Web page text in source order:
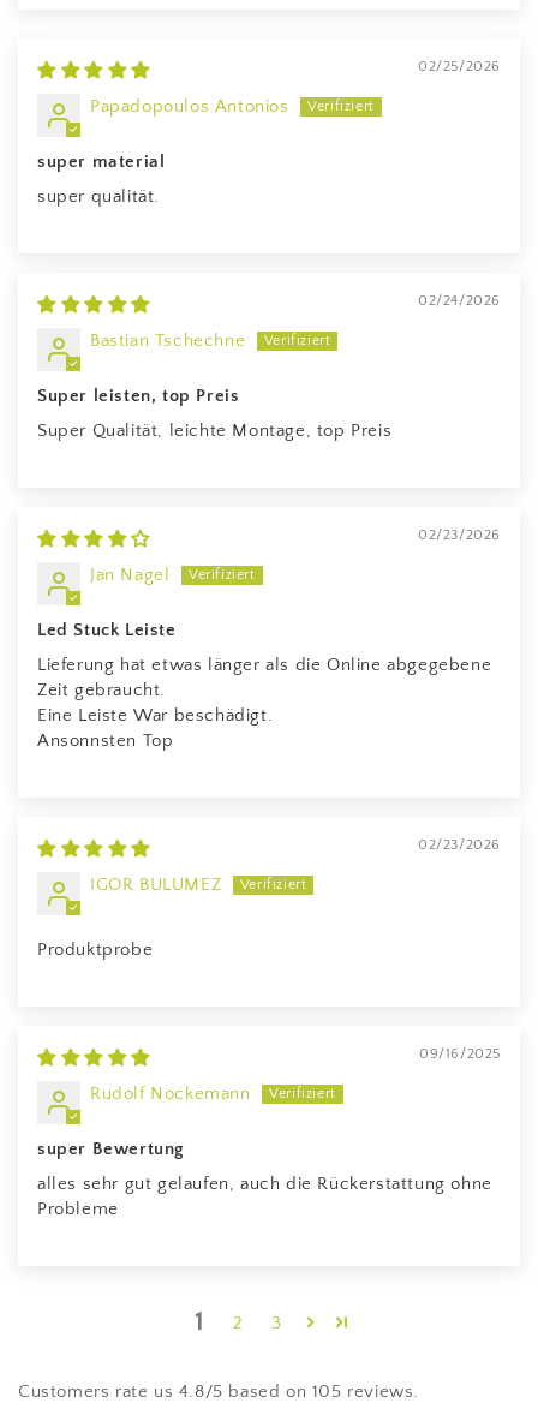
02/25/2026
Papadopoulos Antonios
super material
super qualität.
02/24/2026
Bastian Tschechne
Super leisten, top Preis
Super Qualität, leichte Montage, top Preis
02/23/2026
Jan Nagel
Led Stuck Leiste
Lieferung hat etwas länger als die Online abgegebene
Zeit gebraucht.
Eine Leiste War beschädigt.
Ansonnsten Top
02/23/2026
IGOR BULUMEZ
Produktprobe
09/16/2025
Rudolf Nockemann
super Bewertung
alles sehr gut gelaufen, auch die Rückerstattung ohne
Probleme
1 2 3
Customers rate us 4.8/5 based on 105 reviews.